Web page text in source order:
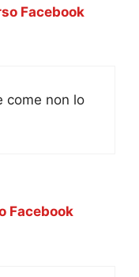
Facebook
come non lo
Facebook